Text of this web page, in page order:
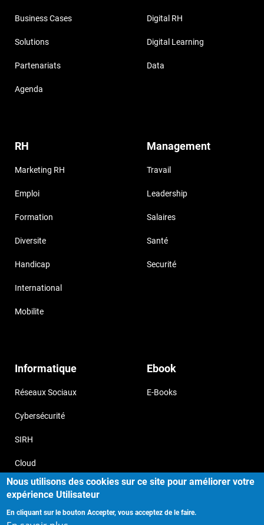
Business Cases
Solutions
Partenariats
Agenda
Digital RH
Digital Learning
Data
RH
Marketing RH
Emploi
Formation
Diversite
Handicap
International
Mobilite
Management
Travail
Leadership
Salaires
Santé
Securité
Informatique
Réseaux Sociaux
Cybersécurité
SIRH
Cloud
Ebook
E-Books
Nous utilisons des cookies sur ce site pour améliorer votre
expérience Utilisateur
En cliquant sur le bouton Accepter, vous acceptez de le faire.